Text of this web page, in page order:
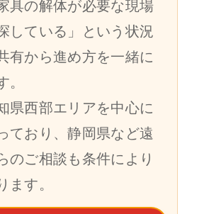
具の解体が必要な現場
している」という状況
有から進め方を一緒に
県西部エリアを中心に
ており、静岡県など遠
のご相談も条件により
ます。